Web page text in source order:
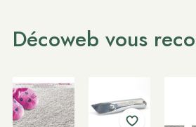
Décoweb vous